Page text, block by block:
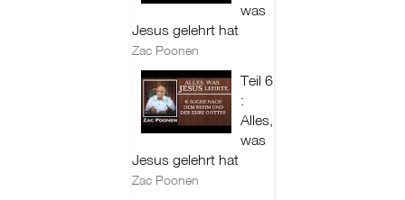
was
Jesus gelehrt hat
Zac Poonen
Teil 6
:
Alles,
was
Jesus gelehrt hat
Zac Poonen